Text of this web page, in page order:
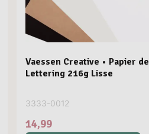
Vaessen Creative • Papier de
Lettering 216g Lisse
3333-0012
14,99